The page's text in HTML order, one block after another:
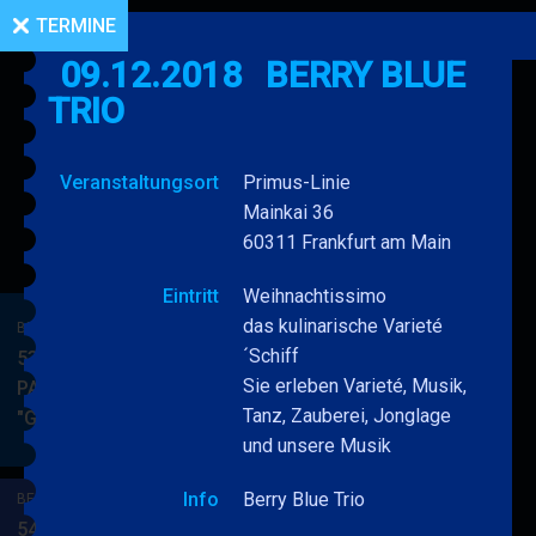
BERRY BLUE & BAND
53. JAZZ Matinee in den
PARKSIDE STUDIOS
"Gypsy Jazz"
BAND
BERRY BLUE & BAND
54. JAZZ Matinee in den
TERMINE
09.12.2018
BERRY BLUE
TRIO
Veranstaltungsort
Primus-Linie
Mainkai 36
60311 Frankfurt am Main
Eintritt
Weihnachtissimo
das kulinarische Varieté
´Schiff
Sie erleben Varieté, Musik,
Tanz, Zauberei, Jonglage
und unsere Musik
Info Berry Blue Trio